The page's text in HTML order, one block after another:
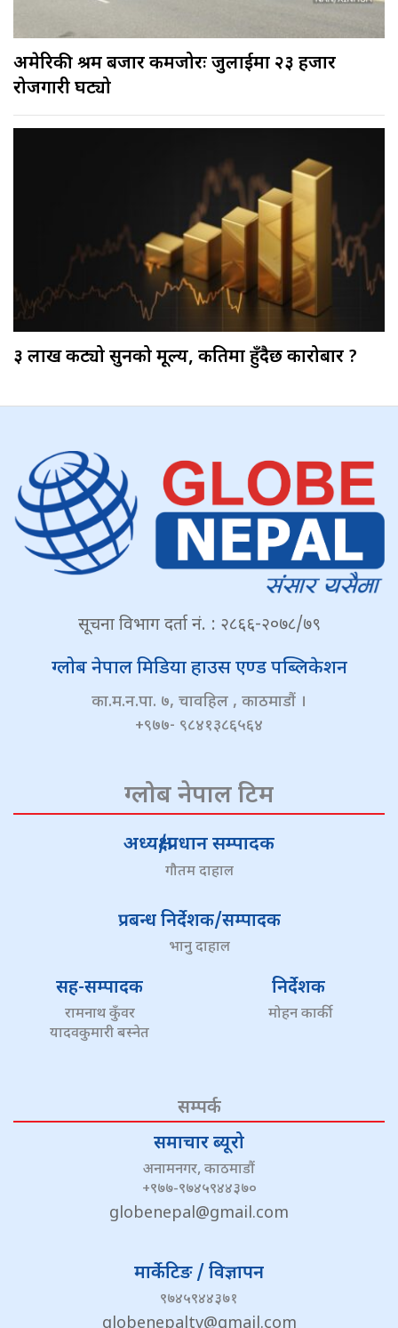
अमेरिकी श्रम बजार कमजोरः जुलाईमा २३ हजार
रोजगारी घट्यो
३ लाख कट्यो सुनको मूल्य, कतिमा हुँदैछ कारोबार ?
सूचना विभाग दर्ता नं. : २८६६-२०७८/७९
ग्लोब नेपाल मिडिया हाउस एण्ड पब्लिकेशन
का.म.न.पा. ७, चावहिल , काठमाडौं ।
+९७७- ९८४१३८६५६४
ग्लोब नेपाल टिम
अध्यक्ष/प्रधान सम्पादक
गौतम दाहाल
प्रबन्ध निर्देशक/सम्पादक
भानु दाहाल
सह-सम्पादक
रामनाथ कुँवर
यादवकुमारी बस्नेत
निर्देशक
मोहन कार्की
सम्पर्क
समाचार ब्यूरो
अनामनगर, काठमाडौं
+९७७-९७४५९४४३७०
globenepal@gmail.com
मार्केटिङ / विज्ञापन
९७४५९४४३७१